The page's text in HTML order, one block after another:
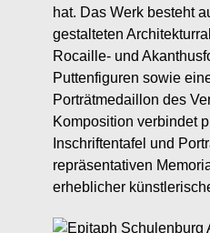
hat. Das Werk besteht
gestalteten
Rocaille- und
Puttenfiguren sowie
Porträtmedaillon des
Komposition verbindet
Inschriftentafel und
repräsentativen
erheblicher